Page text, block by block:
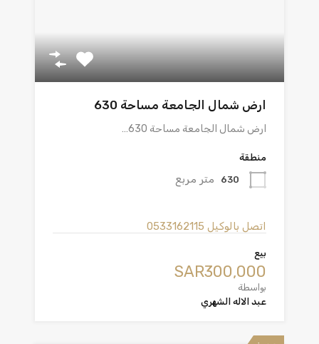
ارض شمال الجامعة مساحة 630
ارض شمال الجامعة مساحة 630…
منطقة
630 متر مربع
اتصل بالوكيل 0533162115
بيع
‪SAR300,000
بواسطة
عبد الاله الشهري